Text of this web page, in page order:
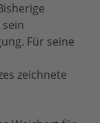
Für seine
zeichnete